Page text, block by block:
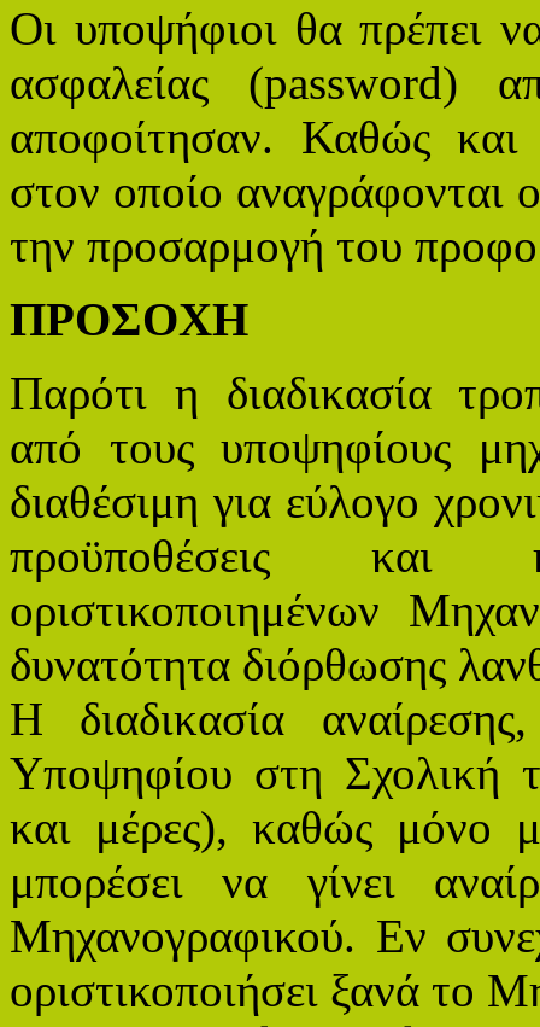
Οι υποψήφιοι θα πρέπει
ασφαλείας (password)
αποφοίτησαν. Καθώς
στον οποίο αναγράφονται
την προσαρμογή του
ΠΡΟΣΟΧΗ
Παρότι η διαδικασία
από τους υποψηφίους
διαθέσιμη για εύλογο
προϋποθέσεις και
οριστικοποιημένων
δυνατότητα διόρθωσης
Η διαδικασία
Υποψηφίου στη Σχολική
και μέρες), καθώς μόνο
μπορέσει να γίνει
Μηχανογραφικού. Εν
οριστικοποιήσει ξανά το